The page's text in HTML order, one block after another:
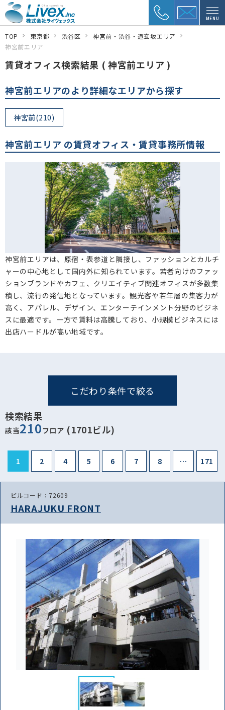
MENU
TOP 東京都 渋谷区
神宮前・渋谷・道玄坂エリア
神宮前エリア
賃貸オフィス検索結果 ( 神宮前エリア )
神宮前エリアのより詳細なエリアから探す
神宮前(210)
神宮前エリア の賃貸オフィス・賃貸事務所情報
神宮前エリアは、原宿・表参道と隣接し、ファッションとカルチ
ャーの中心地として国内外に知られています。若者向けのファッ
ションブランドやカフェ、クリエイティブ関連オフィスが多数集
積し、流行の発信地となっています。観光客や若年層の集客力が
高く、アパレル、デザイン、エンターテインメント分野のビジネ
スに最適です。一方で賃料は高騰しており、小規模ビジネスには
出店ハードルが高い地域です。
こだわり条件で絞る
検索結果
該当210 フロア (1701ビル)
1 2 4 5 6 7 8 … 171
ビルコード：72609
HARAJUKU FRONT